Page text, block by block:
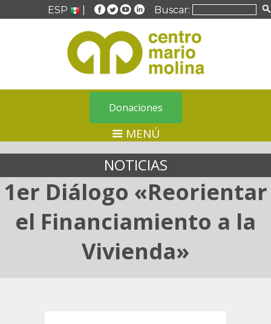
ESP Buscar:
Donaciones
MENÚ
NOTICIAS
1er Diálogo «Reorientar
el Financiamiento a la
Vivienda»